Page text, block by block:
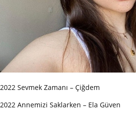
2022 Sevmek Zamanı – Çiğdem
2022 Annemizi Saklarken – Ela Güven